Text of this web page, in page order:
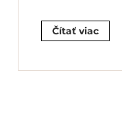
Čítať viac